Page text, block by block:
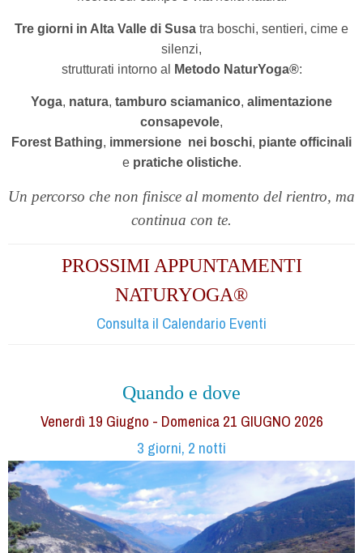
Tre giorni in Alta Valle di Susa tra boschi, sentieri, cime e
silenzi,
strutturati intorno al
Metodo NaturYoga®:
Yoga, natura, tamburo sciamanico, alimentazione
consapevole,
Forest Bathing, immersione nei boschi, piante officinali
e pratiche olistiche.
Un percorso che non finisce al momento del rientro, ma
continua con te.
PROSSIMI APPUNTAMENTI
NATURYOGA®
Consulta il Calendario Eventi
Quando e dove
Venerdì 19 Giugno - Domenica 21 GIUGNO 2026
3 giorni, 2 notti